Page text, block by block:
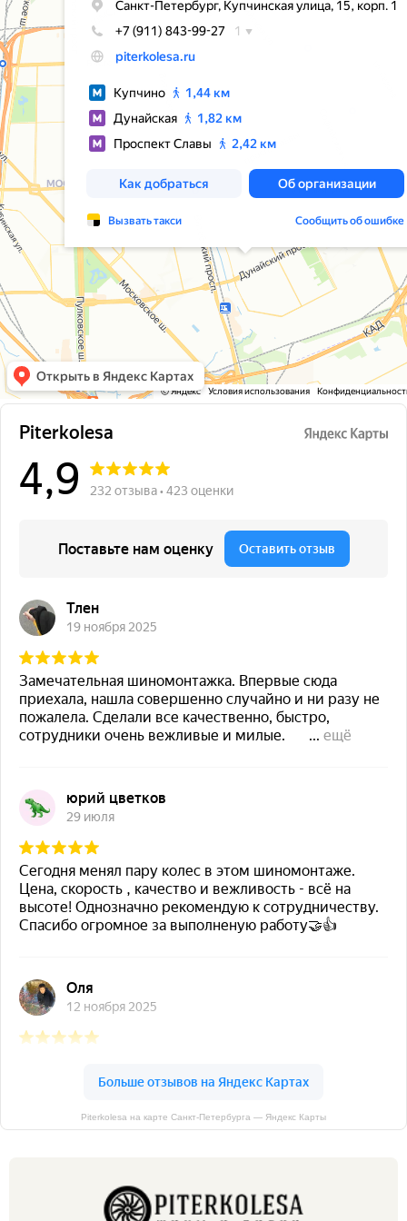
Piterkolesa на карте Санкт‑Петербурга — Яндекс Карты